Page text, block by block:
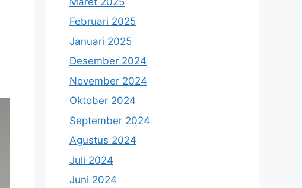
Februari 2025
Januari 2025
Desember 2024
November 2024
Oktober 2024
September 2024
Agustus 2024
Juli 2024
Juni 2024